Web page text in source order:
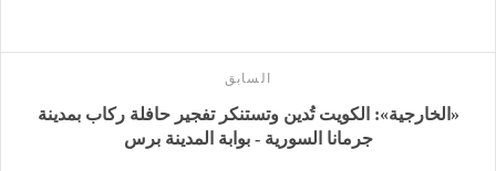
السابق
«الخارجية»: الكويت تُدين وتستنكر تفجير حافلة ركاب بمدينة
جرمانا السورية - بوابة المدينة برس